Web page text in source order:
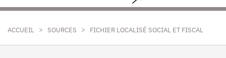
ACCUEIL > SOURCES > FICHIER LOCALISÉ SOCIAL ET FISCAL